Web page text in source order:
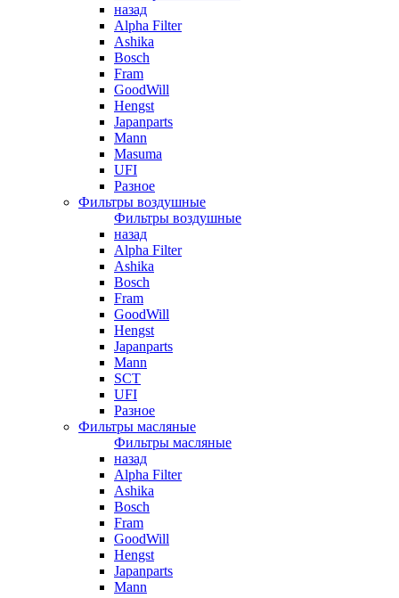
назад
Alpha Filter
Ashika
Bosch
Fram
GoodWill
Hengst
Japanparts
Mann
Masuma
UFI
Разное
Фильтры воздушные
Фильтры воздушные
назад
Alpha Filter
Ashika
Bosch
Fram
GoodWill
Hengst
Japanparts
Mann
SCT
UFI
Разное
Фильтры масляные
Фильтры масляные
назад
Alpha Filter
Ashika
Bosch
Fram
GoodWill
Hengst
Japanparts
Mann